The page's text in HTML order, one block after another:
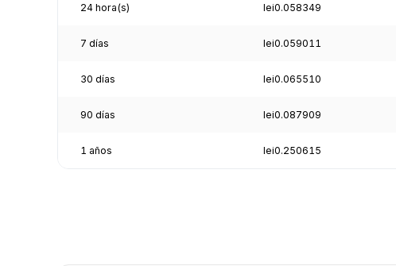
24 hora(s) lei0.058349
7 días lei0.059011
30 días lei0.065510
90 días lei0.087909
1 años lei0.250615